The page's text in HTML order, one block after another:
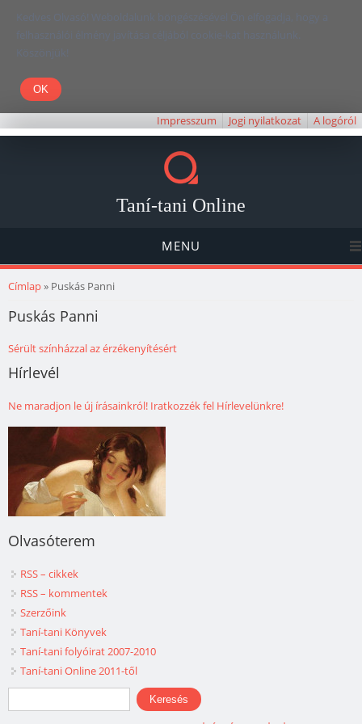
Kedves Olvasó! Weboldalunk böngészésével Ön elfogadja, hogy a
felhasználói élmény javítása céljából cookie-kat használunk.
Köszönjük!
Impresszum Jogi nyilatkozat A logóról
Taní-tani Online
MENU
Jelenlegi hely
Címlap» Puskás Panni
Puskás Panni
Sérült színházzal az érzékenyítésért
Hírlevél
Ne maradjon le új írásainkról! Iratkozzék fel Hírlevelünkre!
Olvasóterem
RSS – cikkek
RSS – kommentek
Szerzőink
Taní-tani Könyvek
Taní-tani folyóirat 2007-2010
Taní-tani Online 2011-től
Keresés űrlap
Keresés